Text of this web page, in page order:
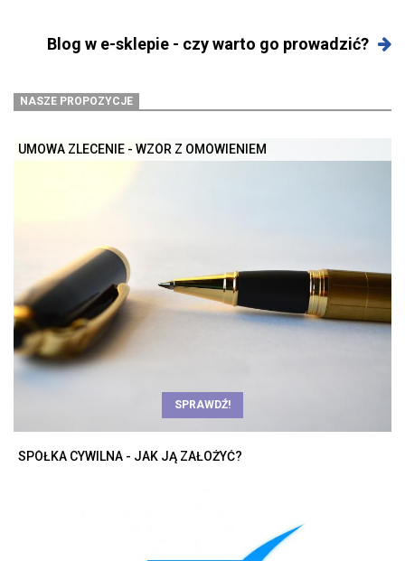
Blog w e-sklepie - czy warto go prowadzić?
NASZE PROPOZYCJE
UMOWA ZLECENIE - WZÓR Z OMÓWIENIEM
SPRAWDŹ!
SPÓŁKA CYWILNA - JAK JĄ ZAŁOŻYĆ?